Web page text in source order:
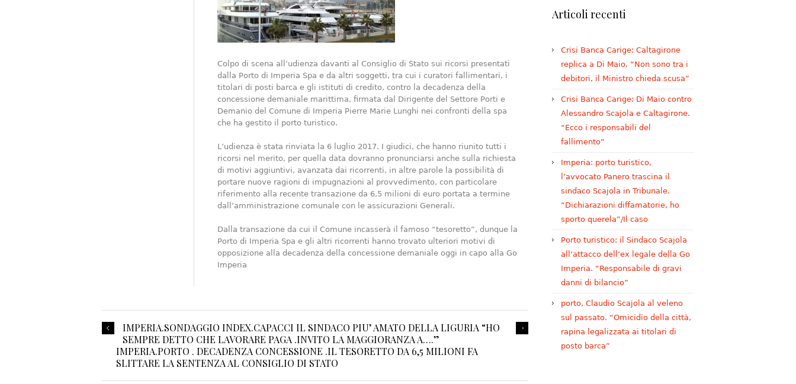
Colpo di scena all’udienza davanti al Consiglio di Stato sui ricorsi presentati
dalla Porto di Imperia Spa e da altri soggetti, tra cui i curatori fallimentari, i
titolari di posti barca e gli istituti di credito, contro la decadenza della
concessione demaniale marittima, firmata dal Dirigente del Settore Porti e
Demanio del Comune di Imperia Pierre Marie Lunghi nei confronti della spa
che ha gestito il porto turistico.
L’udienza è stata rinviata la 6 luglio 2017. I giudici, che hanno riunito tutti i
ricorsi nel merito, per quella data dovranno pronunciarsi anche sulla richiesta
di motivi aggiuntivi, avanzata dai ricorrenti, in altre parole la possibilità di
portare nuove ragioni di impugnazioni al provvedimento, con particolare
riferimento alla recente transazione da 6,5 milioni di euro portata a termine
dall’amministrazione comunale con le assicurazioni Generali.
Dalla transazione da cui il Comune incasserà il famoso “tesoretto”, dunque la
Porto di Imperia Spa e gli altri ricorrenti hanno trovato ulteriori motivi di
opposizione alla decadenza della concessione demaniale oggi in capo alla Go
Imperia
IMPERIA.SONDAGGIO INDEX.CAPACCI IL SINDACO PIU’ AMATO DELLA LIGURIA “HO
SEMPRE DETTO CHE LAVORARE PAGA .INVITO LA MAGGIORANZA A….”
IMPERIA.PORTO . DECADENZA CONCESSIONE .IL TESORETTO DA 6,5 MILIONI FA
SLITTARE LA SENTENZA AL CONSIGLIO DI STATO
Articoli recenti
Crisi Banca Carige: Caltagirone
replica a Di Maio. “Non sono tra i
debitori, il Ministro chieda scusa”
Crisi Banca Carige: Di Maio contro
Alessandro Scajola e Caltagirone.
“Ecco i responsabili del
fallimento”
Imperia: porto turistico,
l’avvocato Panero trascina il
sindaco Scajola in Tribunale.
“Dichiarazioni diffamatorie, ho
sporto querela”/Il caso
Porto turistico: il Sindaco Scajola
all’attacco dell’ex legale della Go
Imperia. “Responsabile di gravi
danni di bilancio”
porto, Claudio Scajola al veleno
sul passato. “Omicidio della città,
rapina legalizzata ai titolari di
posto barca”